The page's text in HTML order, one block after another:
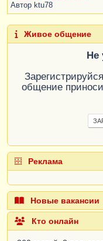
Автор ktu78
Живое общение
Не
общение
Реклама
Новые вакансии
Кто онлайн